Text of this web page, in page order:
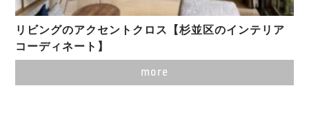
リビングのアクセントクロス【杉並区のインテリア
コーディネート】
more